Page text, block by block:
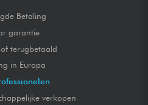
Betaling
garantie
of terugbetaald
in Europa
verkopen